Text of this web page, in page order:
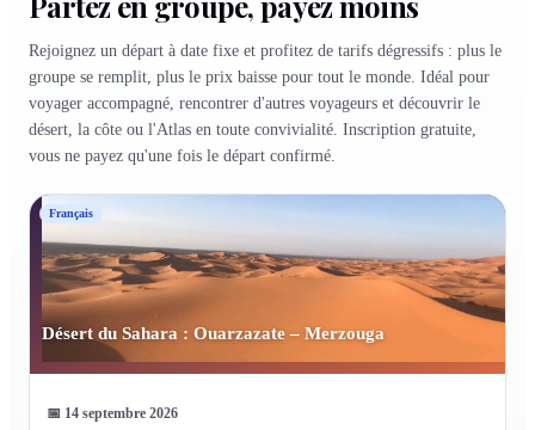
Rejoignez un départ à date fixe et profitez de tarifs dégressifs : plus le
groupe se remplit, plus le prix baisse pour tout le monde. Idéal pour
voyager accompagné, rencontrer d'autres voyageurs et découvrir le
désert, la côte ou l'Atlas en toute convivialité. Inscription gratuite,
vous ne payez qu'une fois le départ confirmé.
Français
Désert du Sahara : Ouarzazate – Merzouga
📅 14 septembre 2026